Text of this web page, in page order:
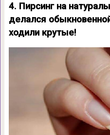
4. Пирсинг на
делался
ходили крутые!